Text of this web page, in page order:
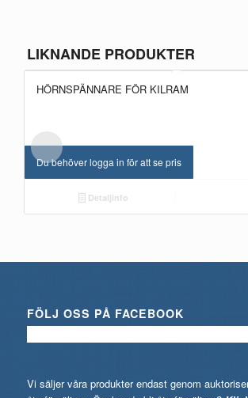
LIKNANDE PRODUKTER
HÖRNSPÄNNARE FÖR KILRAM
Du behöver logga in för att se pris
Detaljinfo
FÖLJ OSS PÅ FACEBOOK
Vi säljer våra produkter endast genom